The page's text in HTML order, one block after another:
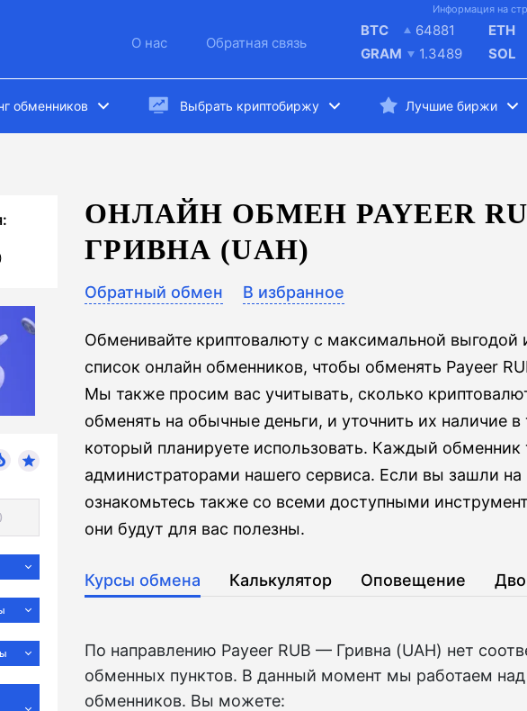
Информация на
О нас Обратная связь
BTC
64881
GRAM
1.3489
ETH
SOL
обменников Выбрать криптобиржу Лучшие биржи
ОНЛАЙН ОБМЕН PAYEER
ГРИВНА (UAH)
Обратный обмен В избранное
Обменивайте криптовалюту с максимальной выгодой
список онлайн обменников, чтобы обменять Payeer
Мы также просим вас учитывать, сколько
обменять на обычные деньги, и уточнить их наличие в
который планируете использовать. Каждый обменник
администраторами нашего сервиса. Если вы зашли
ознакомьтесь также со всеми доступными
они будут для вас полезны.
Курсы обмена Калькулятор Оповещение
По направлению Payeer RUB — Гривна (UAH) нет
обменных пунктов. В данный момент мы работаем
обменников. Вы можете: